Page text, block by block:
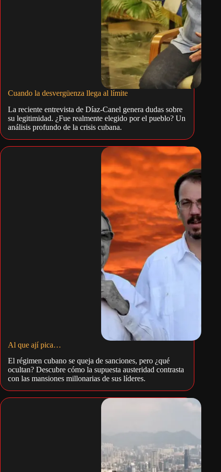
Cuando la desvergüenza llega al límite
La reciente entrevista de Díaz-Canel genera dudas sobre
su legitimidad. ¿Fue realmente elegido por el pueblo? Un
análisis profundo de la crisis cubana.
Al que ají pica…
El régimen cubano se queja de sanciones, pero ¿qué
ocultan? Descubre cómo la supuesta austeridad contrasta
con las mansiones millonarias de sus líderes.